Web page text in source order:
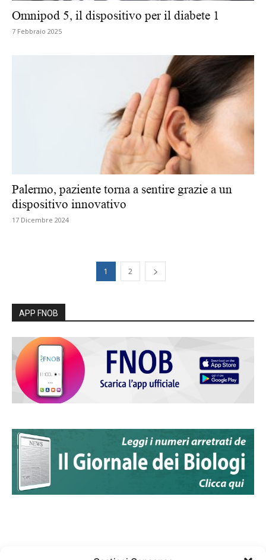
Omnipod 5, il dispositivo per il diabete 1
7 Febbraio 2025
Palermo, paziente torna a sentire grazie a un
dispositivo innovativo
17 Dicembre 2024
1 2
APP FNOB